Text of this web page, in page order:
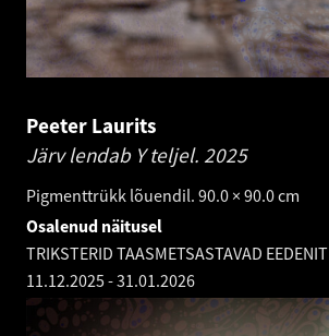
Peeter Laurits
Järv lendab Y teljel. 2025
Pigmenttrükk lõuendil. 90.0 × 90.0 cm
Osalenud näitusel
TRIKSTERID TAASMETSASTAVAD EEDENIT
11.12.2025-31.01.2026